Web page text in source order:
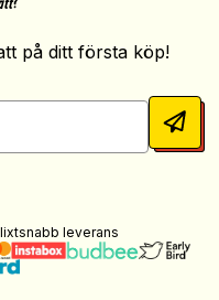
på ditt första köp!
leverans